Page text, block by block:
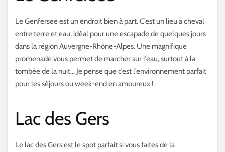
Le Genfersee est un endroit bien à part. C’est un lieu à cheval
entre terre et eau, idéal pour une escapade de quelques jours
dans la région Auvergne-Rhône-Alpes. Une magnifique
promenade vous permet de marcher sur l’eau, surtout à la
tombée de la nuit… Je pense que c’est l’environnement parfait
pour les séjours ou week-end en amoureux !
Lac des Gers
Le lac des Gers est le spot parfait si vous faites de la